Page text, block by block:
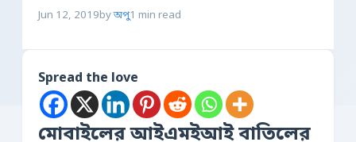
Jun 12, 2019byঅপু1 min read
Spread the love
মোবাইলের আইএমইআই বাতিলের